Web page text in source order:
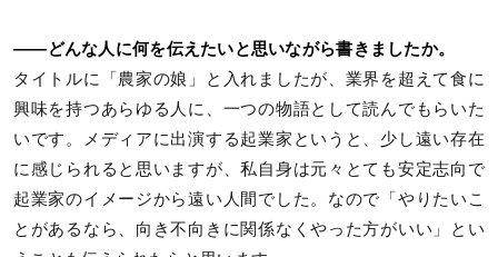
――どんな人に何を伝えたいと思いながら書きましたか。
タイトルに「農家の娘」と入れましたが、業界を超えて食に
興味を持つあらゆる人に、一つの物語として読んでもらいた
いです。メディアに出演する起業家というと、少し遠い存在
に感じられると思いますが、私自身は元々とても安定志向で
起業家のイメージから遠い人間でした。なので「やりたいこ
とがあるなら、向き不向きに関係なくやった方がいい」とい